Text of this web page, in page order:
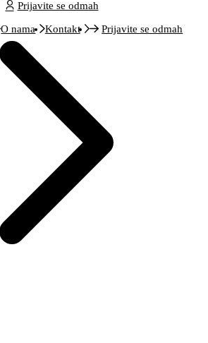
Prijavite se odmah
O nama Kontakt Prijavite se odmah